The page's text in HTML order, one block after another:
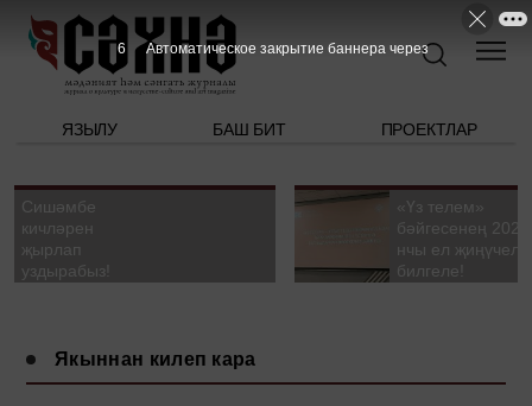
ЯЗЫЛУ БАШ БИТ ПРОЕКТЛАР
Сишәмбе
кичләрен
җырлап
уздырабыз!
«Үз телем»
бәйгесенең 2026
нчы ел
билгеле!
Якыннан килеп кара
5 Автоматическое закрытие баннера через